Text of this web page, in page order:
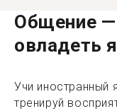
Общение —
овладеть
Учи иностранный
тренируй